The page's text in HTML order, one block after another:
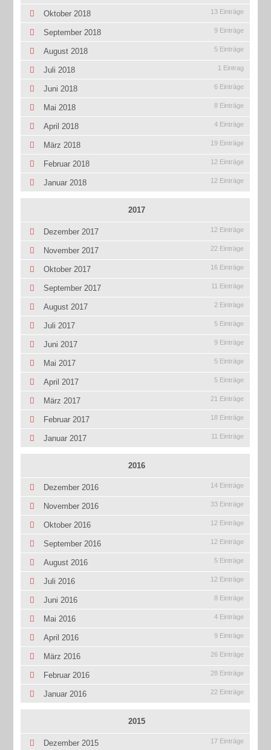
Oktober 2018 13 Einträge
September 2018 9 Einträge
August 2018 5 Einträge
Juli 2018 1 Eintrag
Juni 2018 6 Einträge
Mai 2018 8 Einträge
April 2018 4 Einträge
März 2018 19 Einträge
Februar 2018 12 Einträge
Januar 2018 12 Einträge
2017
Dezember 2017 12 Einträge
November 2017 22 Einträge
Oktober 2017 16 Einträge
September 2017 11 Einträge
August 2017 2 Einträge
Juli 2017 5 Einträge
Juni 2017 9 Einträge
Mai 2017 5 Einträge
April 2017 5 Einträge
März 2017 21 Einträge
Februar 2017 18 Einträge
Januar 2017 11 Einträge
2016
Dezember 2016 14 Einträge
November 2016 33 Einträge
Oktober 2016 12 Einträge
September 2016 12 Einträge
August 2016 5 Einträge
Juli 2016 12 Einträge
Juni 2016 8 Einträge
Mai 2016 4 Einträge
April 2016 9 Einträge
März 2016 26 Einträge
Februar 2016 28 Einträge
Januar 2016 22 Einträge
2015
Dezember 2015 17 Einträge